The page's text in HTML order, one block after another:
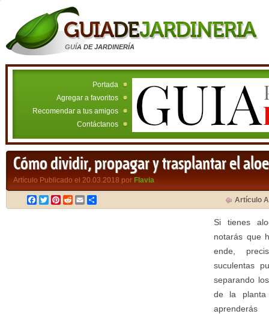
GUÍA DE JARDINERÍA
Portada
Agregar a favoritos
Recomendar a tus amigos
Contáctanos
Cómo dividir, propagar y trasplantar el aloe
Artículo Publicado el 20.03.2018 por Flavia
Facebook
TwitterPinterest
RedditEmail Artículo
Si tienes
notarás que
ende,
suculentas
separando
de la